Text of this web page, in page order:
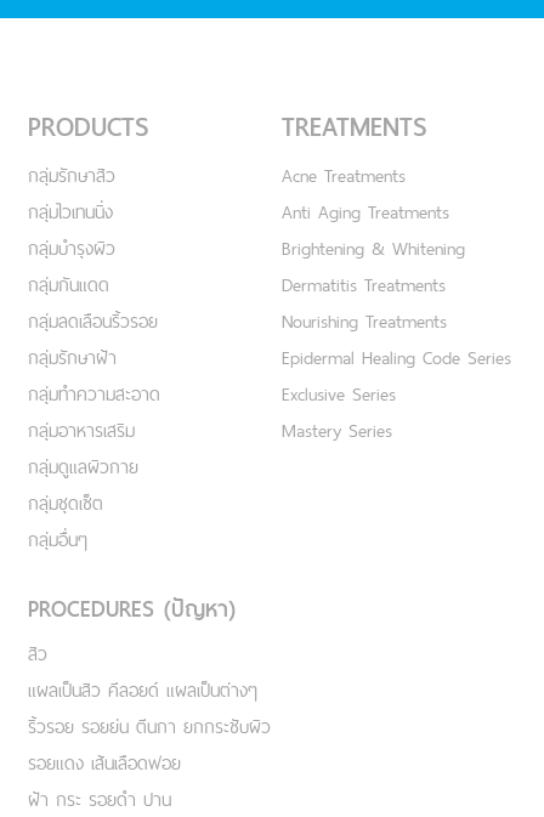
PRODUCTS
กลุ่มรักษาสิว
กลุ่มไวเทนนิ่ง
กลุ่มบำรุงผิว
กลุ่มกันแดด
กลุ่มลดเลือนริ้วรอย
กลุ่มรักษาฝ้า
กลุ่มทำความสะอาด
กลุ่มอาหารเสริม
กลุ่มดูแลผิวกาย
กลุ่มชุดเซ็ต
กลุ่มอื่นๆ
TREATMENTS
Acne Treatments
Anti Aging Treatments
Brightening & Whitening
Dermatitis Treatments
Nourishing Treatments
Epidermal Healing Code Series
Exclusive Series
Mastery Series
PROCEDURES (ปัญหา)
สิว
แผลเป็นสิว คีลอยด์ แผลเป็นต่างๆ
ริ้วรอย รอยย่น ตีนกา ยกกระชับผิว
รอยแดง เส้นเลือดฟอย
ฝ้า กระ รอยดำ ปาน